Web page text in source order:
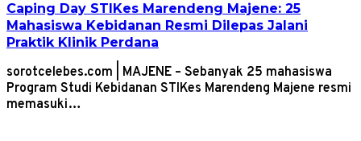
Caping Day STIKes Marendeng Majene: 25
Mahasiswa Kebidanan Resmi Dilepas Jalani
Praktik Klinik Perdana
sorotcelebes.com | MAJENE – Sebanyak 25 mahasiswa
Program Studi Kebidanan STIKes Marendeng Majene resmi
memasuki…